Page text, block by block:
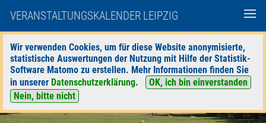
VERANSTALTUNGSKALENDER LEIPZIG
Wir verwenden Cookies, um für diese Website anonymisierte,
statistische Auswertungen der Nutzung mit Hilfe der Statistik-
Software Matomo zu erstellen. Mehr Informationen finden Sie
in unserer Datenschutzerklärung.
OK, ich bin einverstanden
Nein, bitte nicht